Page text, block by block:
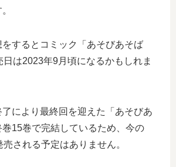
をするとコミック「あそびあそば
は2023年9月頃になるかもしれま
了により最終回を迎えた「あそびあ
15巻で完結しているため、今の
される予定はありません。